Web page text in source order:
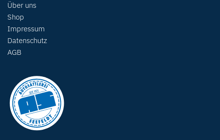
Über uns
Shop
Impressum
Datenschutz
AGB